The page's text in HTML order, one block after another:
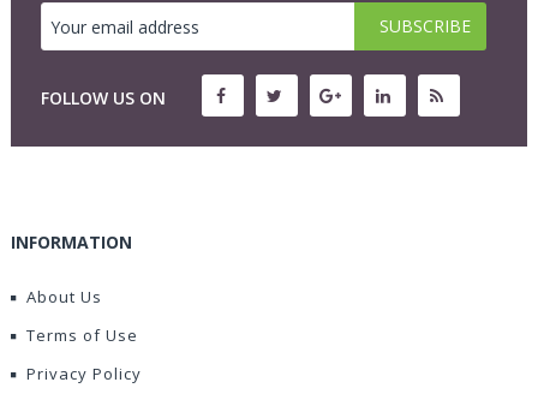
FOLLOW US ON
INFORMATION
About Us
Terms of Use
Privacy Policy